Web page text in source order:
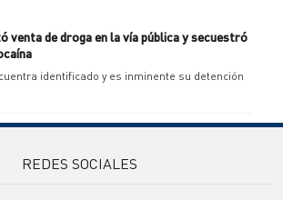
venta de droga en la vía pública y secuestró
identificado y es inminente su detención
REDES SOCIALES